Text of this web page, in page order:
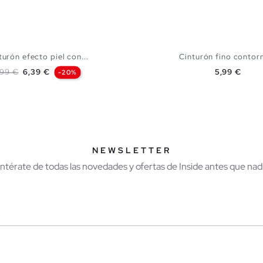
efecto piel con...
base
€ Precio
6,39 € -20%
Cinturón fino
Precio
5,99 €
NEWSLETTER
de todas las novedades y ofertas de Inside antes que